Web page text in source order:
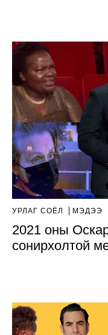
УРЛАГ СОЁЛ МЭДЭЭ
2021 оны
сонирхолтой